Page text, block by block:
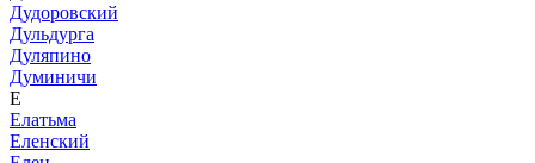
Дудоровский
Дульдурга
Дуляпино
Думиничи
Е
Елатьма
Еленский